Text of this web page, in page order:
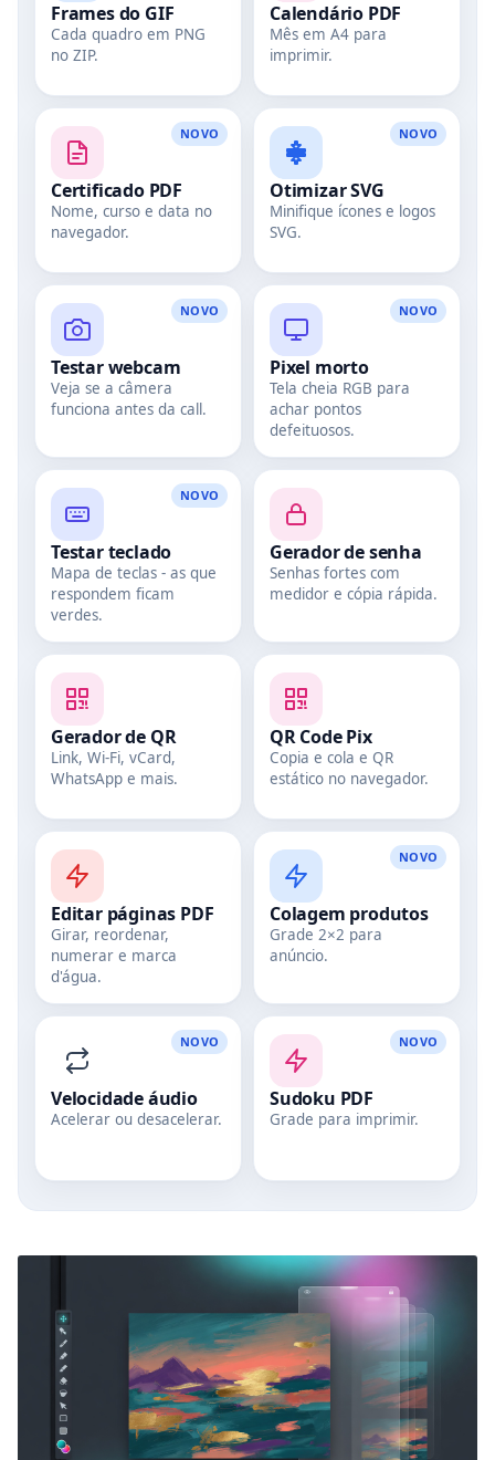
Frames do GIF
Cada quadro em PNG
no ZIP.
Calendário PDF
Mês em A4 para
imprimir.
NOVO
Certificado PDF
Nome, curso e data no
navegador.
NOVO
Otimizar SVG
Minifique ícones e logos
SVG.
NOVO
Testar webcam
Veja se a câmera
funciona antes da call.
NOVO
Pixel morto
Tela cheia RGB para
achar pontos
defeituosos.
NOVO
Testar teclado
Mapa de teclas - as que
respondem ficam
verdes.
Gerador de senha
Senhas fortes com
medidor e cópia rápida.
Gerador de QR
Link, Wi‑Fi, vCard,
WhatsApp e mais.
QR Code Pix
Copia e cola e QR
estático no navegador.
Editar páginas PDF
Girar, reordenar,
numerar e marca
d'água.
NOVO
Colagem produtos
Grade 2×2 para
anúncio.
NOVO
Velocidade áudio
Acelerar ou desacelerar.
NOVO
Sudoku PDF
Grade para imprimir.